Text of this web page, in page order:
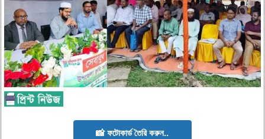
📸 ফটোকার্ড তৈরি করুন..